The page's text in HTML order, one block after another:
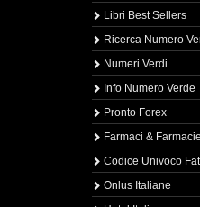
Libri Best Sellers
Ricerca Numero
Numeri Verdi
Info Numero Verde
Pronto Forex
Farmaci & Farmacie
Codice Univoco
Onlus Italiane